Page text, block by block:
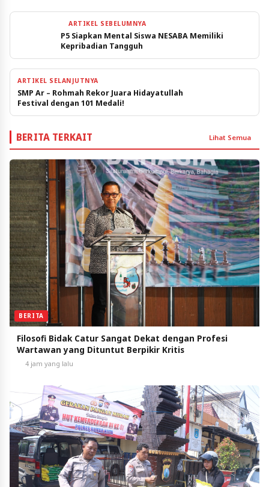
ARTIKEL SEBELUMNYA
P5 Siapkan Mental Siswa NESABA Memiliki
Kepribadian Tangguh
ARTIKEL SELANJUTNYA
SMP Ar – Rohmah Rekor Juara Hidayatullah
Festival dengan 101 Medali!
BERITA TERKAIT Lihat Semua
BERITA
Filosofi Bidak Catur Sangat Dekat dengan Profesi
Wartawan yang Dituntut Berpikir Kritis
4 jam yang lalu